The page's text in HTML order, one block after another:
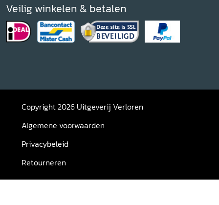
Veilig winkelen & betalen
Copyright 2026 Uitgeverij Verloren
Algemene voorwaarden
Privacybeleid
Retourneren